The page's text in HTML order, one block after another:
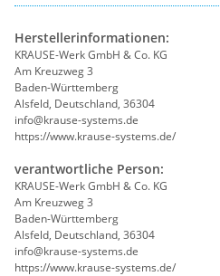
Herstellerinformationen:
KRAUSE-Werk GmbH & Co. KG
Am Kreuzweg 3
Baden-Württemberg
Alsfeld, Deutschland, 36304
info@krause-systems.de
https://www.krause-systems.de/
verantwortliche Person:
KRAUSE-Werk GmbH & Co. KG
Am Kreuzweg 3
Baden-Württemberg
Alsfeld, Deutschland, 36304
info@krause-systems.de
https://www.krause-systems.de/